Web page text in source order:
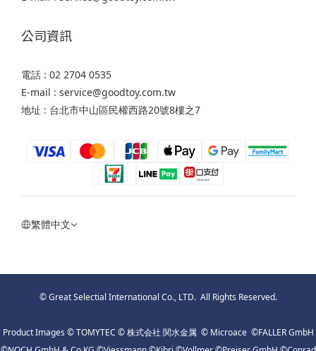
公司資訊
電話 : 02 2704 0535
E-mail : service@goodtoy.com.tw
地址 : 台北市中山區民權西路20號8樓之7
繁體中文
© Great Selectial International Co., LTD. All Rights Reserved.
Product Images © TOMYTEC © 株式会社 関水金属 © Microace ©FALLER GmbH